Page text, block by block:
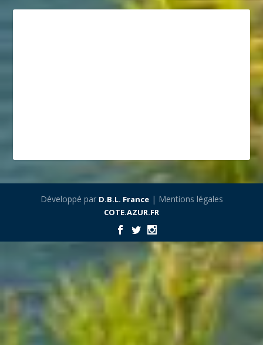
Développé par D.B.L. France| Mentions légales
COTE.AZUR.FR